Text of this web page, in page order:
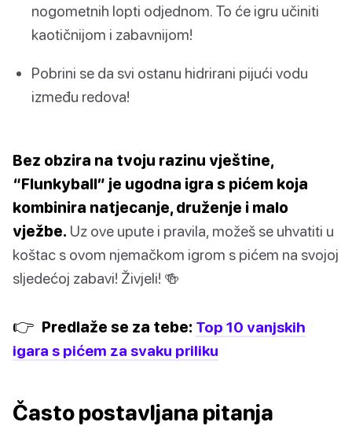
nogometnih lopti odjednom. To će igru učiniti
kaotičnijom i zabavnijom!
Pobrini se da svi ostanu hidrirani pijući vodu
između redova!
Bez obzira na tvoju razinu vještine,
“Flunkyball” je ugodna igra s pićem koja
kombinira natjecanje, druženje i malo
vježbe. Uz ove upute i pravila, možeš se uhvatiti u
koštac s ovom njemačkom igrom s pićem na svojoj
sljedećoj zabavi! Živjeli! 🍻
👉 Predlaže se za tebe: Top 10 vanjskih
igara s pićem za svaku priliku
Často postavljana pitanja